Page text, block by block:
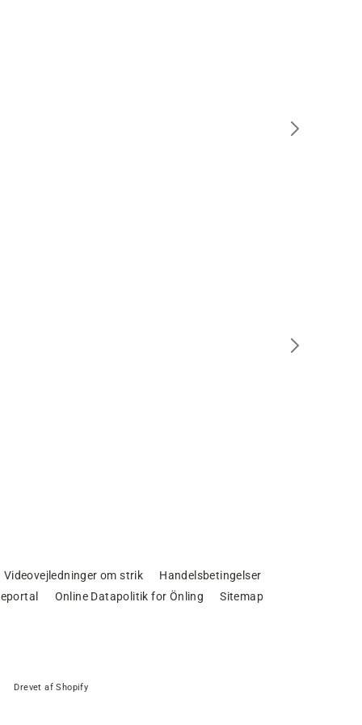
Videovejledninger om strik
Handelsbetingelser
Online Datapolitik for Önling Sitemap
Drevet af Shopify